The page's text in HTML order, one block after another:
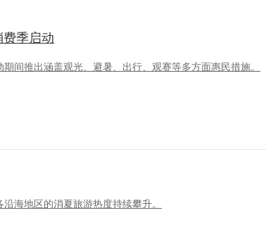
费季启动
间推出涵盖观光、避暑、出行、观赛等多方面惠民措施。
海地区的消夏旅游热度持续攀升。